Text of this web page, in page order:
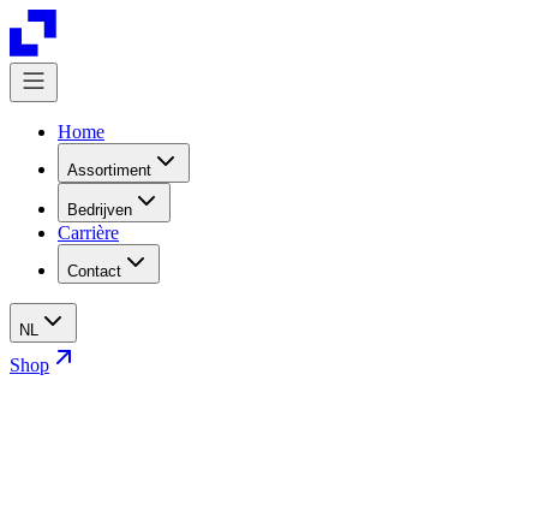
Home
Assortiment
Bedrijven
Carrière
Contact
NL
Shop